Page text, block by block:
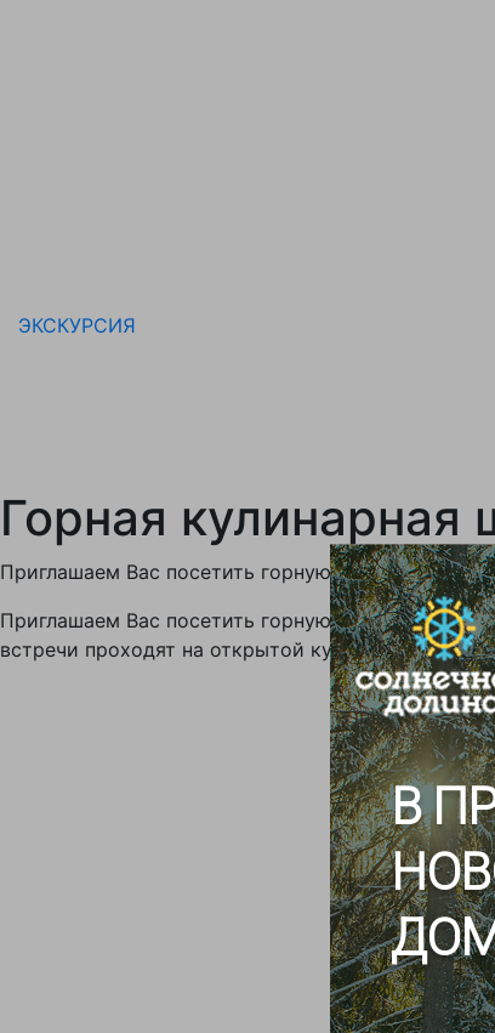
ЭКСКУРСИЯ
Горная
Приглашаем Вас посетить горную кулинарную
Приглашаем Вас посетить горную кулинарную
встречи проходят на открытой кухне
В